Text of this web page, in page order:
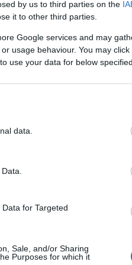
by us to third parties on the
it to other third parties.
Google services and may
usage behaviour. You may
use your data for below
data.
for Targeted
Sale, and/or Sharing
Purposes for which it
erővel vágok
szubjektív
mulatságos